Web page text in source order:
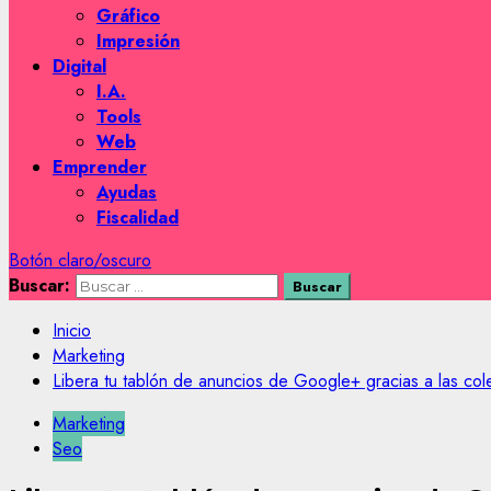
Gráfico
Impresión
Digital
I.A.
Tools
Web
Emprender
Ayudas
Fiscalidad
Botón claro/oscuro
Buscar:
Inicio
Marketing
Libera tu tablón de anuncios de Google+ gracias a las
Marketing
Seo